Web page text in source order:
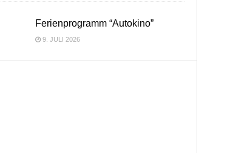
Ferienprogramm “Autokino”
9. JULI 2026